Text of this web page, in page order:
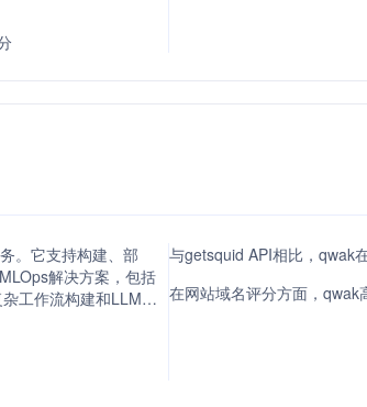
。它支持构建、部
解决方案，包括
工作流构建和LLM请
与getsquid API相比，qwak
在网站域名评分方面，qwak